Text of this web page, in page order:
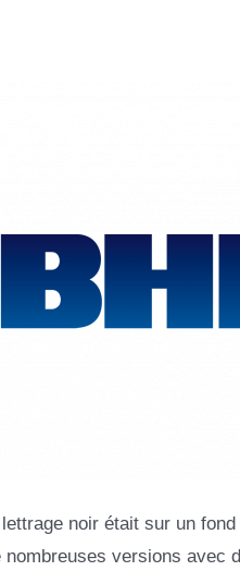
noir était sur un
versions avec